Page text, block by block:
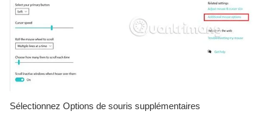
Sélectionnez Options de souris supplémentaires